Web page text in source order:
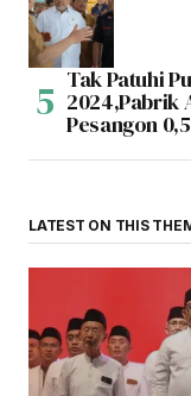
Tak Patuhi
2024,Pabrik
Pesangon
LATEST ON THIS